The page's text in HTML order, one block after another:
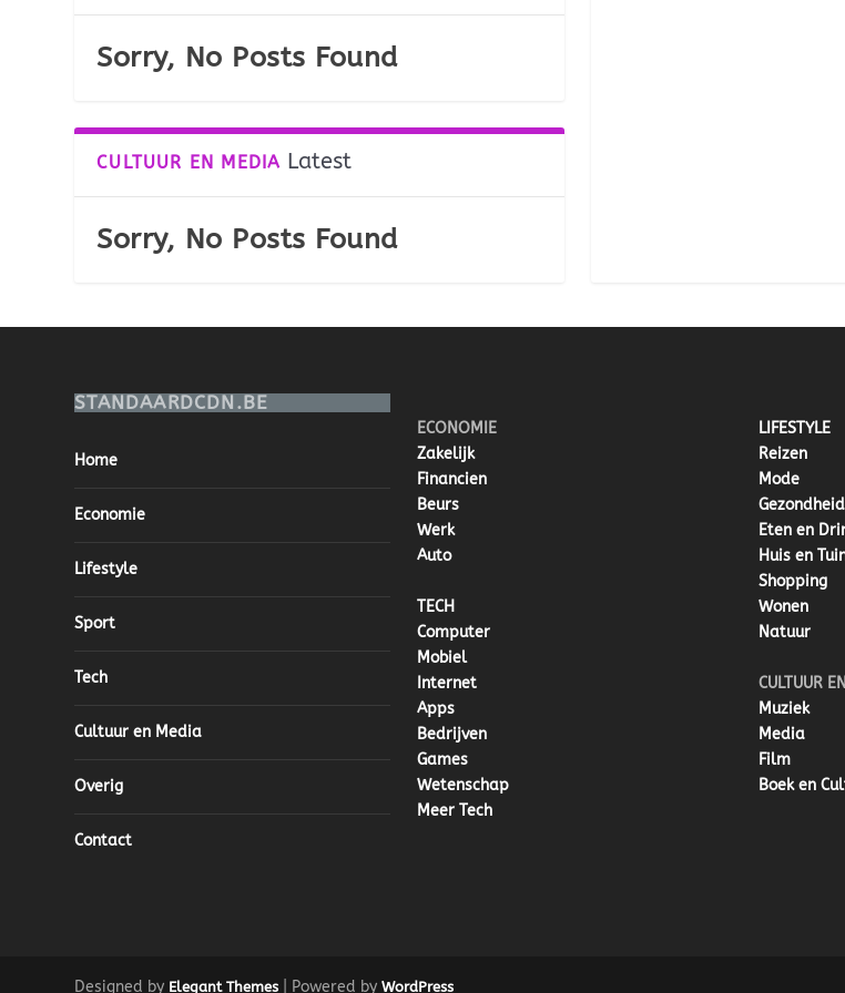
Sorry, No Posts Found
CULTUUR EN MEDIA Latest
Sorry, No Posts Found
STANDAARDCDN.BE
Home
Economie
Lifestyle
Sport
Tech
Cultuur en Media
Overig
Contact
ECONOMIE
Zakelijk
Financien
Beurs
Werk
Auto
TECH
Computer
Mobiel
Internet
Apps
Bedrijven
Games
Wetenschap
Meer Tech
LIFESTYLE
Reizen
Mode
Gezondheid
Eten en
Huis en
Shopping
Wonen
Natuur
CULTUUR
Muziek
Media
Film
Boek en
Designed by Elegant Themes | Powered byWordPress